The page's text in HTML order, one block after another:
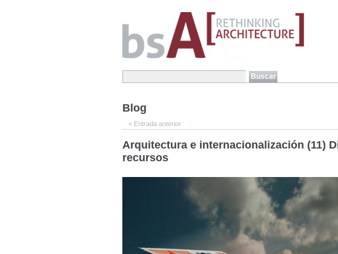
Blog
« Entrada anterior
Arquitectura e internacionalización (11)
recursos